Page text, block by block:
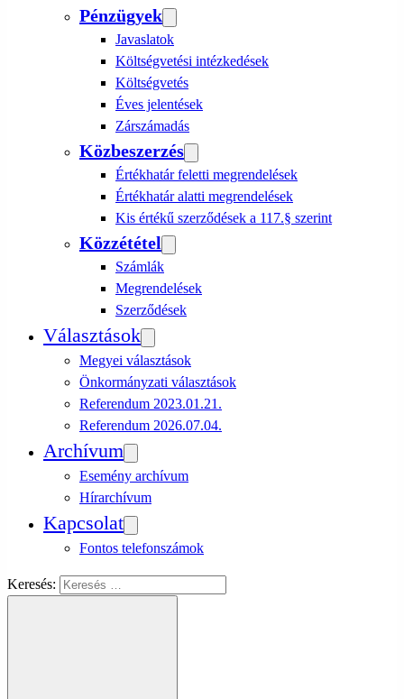
Pénzügyek
Javaslatok
Költségvetési intézkedések
Költségvetés
Éves jelentések
Zárszámadás
Közbeszerzés
Értékhatár feletti megrendelések
Értékhatár alatti megrendelések
Kis értékű szerződések a 117.§ szerint
Közzététel
Számlák
Megrendelések
Szerződések
Választások
Megyei választások
Önkormányzati választások
Referendum 2023.01.21.
Referendum 2026.07.04.
Archívum
Esemény archívum
Hírarchívum
Kapcsolat
Fontos telefonszámok
Keresés: